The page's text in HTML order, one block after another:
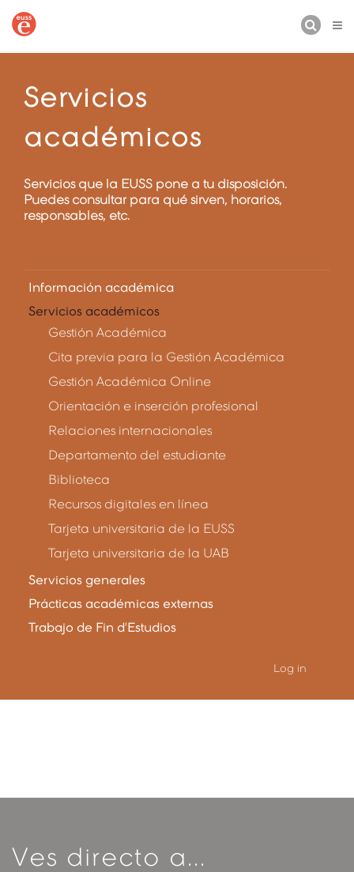
Servicios
académicos
Servicios que la EUSS pone a tu disposición.
Puedes consultar para qué sirven, horarios,
responsables, etc.
Información académica
Servicios académicos
Gestión Académica
Cita previa para la Gestión Académica
Gestión Académica Online
Orientación e inserción profesional
Relaciones internacionales
Departamento del estudiante
Biblioteca
Recursos digitales en línea
Tarjeta universitaria de la EUSS
Tarjeta universitaria de la UAB
Servicios generales
Prácticas académicas externas
Trabajo de Fin d'Estudios
Log in
Ves directo a...